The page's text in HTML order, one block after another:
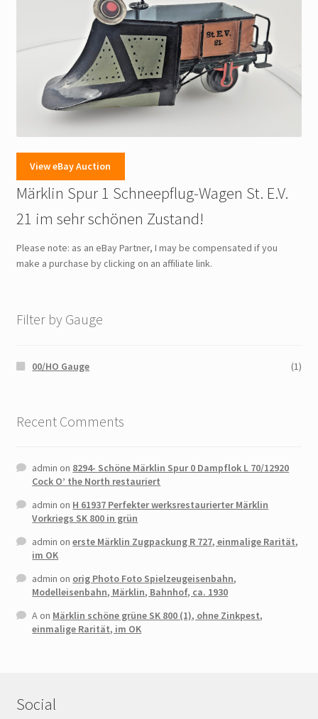
View eBay Auction
Märklin Spur 1 Schneepflug-Wagen St. E.V.
21 im sehr schönen Zustand!
Please note: as an eBay Partner, I may be compensated if you
make a purchase by clicking on an affiliate link.
Filter by Gauge
00/HO Gauge (1)
Recent Comments
admin on 8294- Schöne Märklin Spur 0 Dampflok L 70/12920
Cock O’ the North restauriert
admin on H 61937 Perfekter werksrestaurierter Märklin
Vorkriegs SK 800 in grün
admin onerste Märklin Zugpackung R 727, einmalige Rarität,
im OK
admin on orig Photo Foto Spielzeugeisenbahn,
Modelleisenbahn, Märklin, Bahnhof, ca. 1930
Aon Märklin schöne grüne SK 800 (1), ohne Zinkpest,
einmalige Rarität, im OK
Social